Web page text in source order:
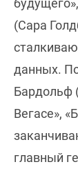
(Сара
данных.
Бардольф
Вегасе»,
главный